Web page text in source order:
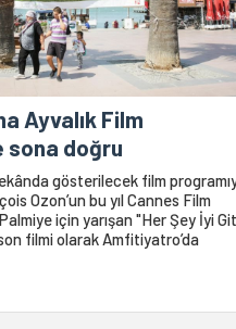
Ayvalık Film
sona doğru
gösterilecek film
Ozon’un bu yıl Cannes Film
için yarışan "Her Şey İyi
filmi olarak Amfitiyatro’da